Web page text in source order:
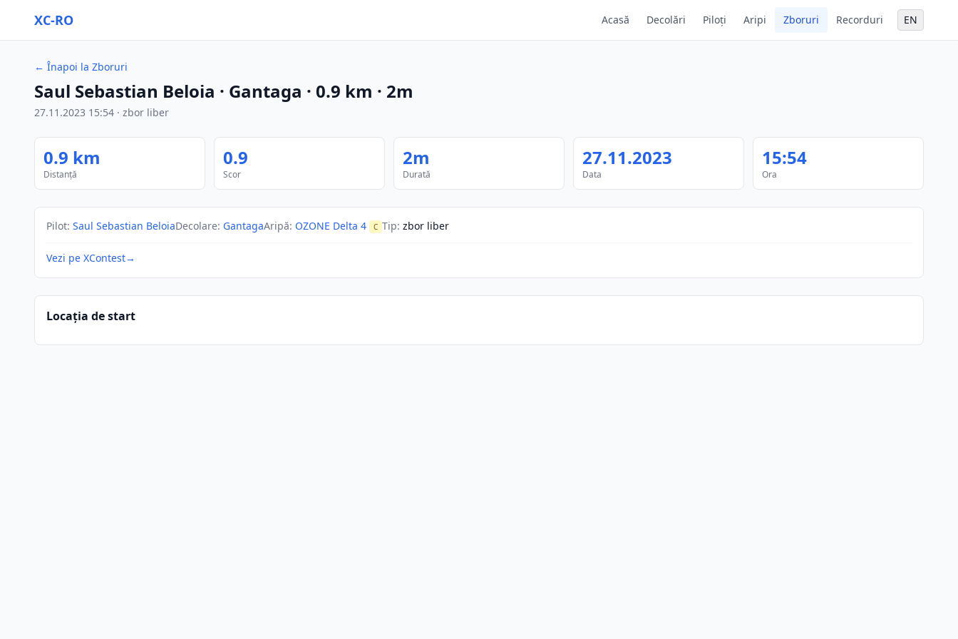
XC-RO Acasă Decolări Piloți Aripi Zboruri Recorduri EN
← Înapoi la Zboruri
Saul Sebastian Beloia · Gantaga · 0.9 km · 2m
27.11.2023 15:54 · zbor liber
0.9 km
Distanță
0.9
Scor
2m
Durată
27.11.2023
Data
15:54
Ora
Pilot: Saul Sebastian BeloiaDecolare: GantagaAripă: OZONE Delta 4 C Tip: zbor liber
Vezi pe XContest→
Locația de start